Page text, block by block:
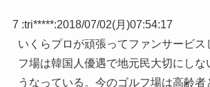
7 :tri*****:2018/07/02(月)07:54:17
いくらプロが頑張ってファンサービス
フ場は韓国人優遇で地元民大切にしな
うなっている。今のゴルフ場は高齢